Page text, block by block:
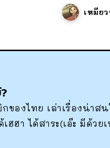
เหมีย
กของไทย เล่าเรื่องน่า
ฮา ได้สาระ(เอ๊ะ มีด้วย